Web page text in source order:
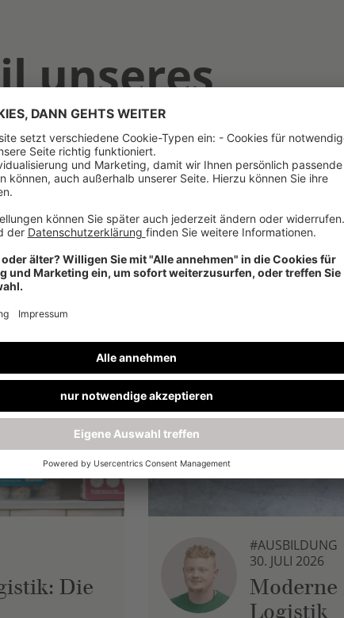
unseres
Die
#AUSBILDUNG
30. JULI 2026
Moderne
Logistik